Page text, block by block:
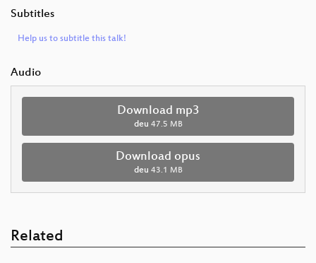
Subtitles
Help us to subtitle this talk!
Audio
Download mp3
deu 47.5 MB
Download opus
deu 43.1 MB
Related